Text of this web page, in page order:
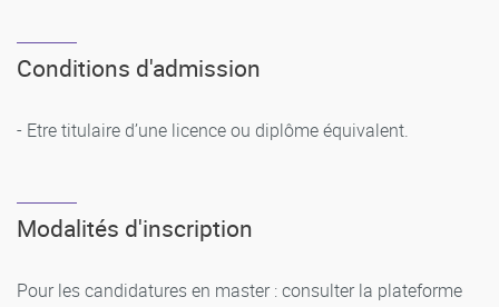
Conditions d'admission
- Etre titulaire d’une licence ou diplôme équivalent.
Modalités d'inscription
Pour les candidatures en master : consulter la plateforme